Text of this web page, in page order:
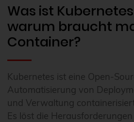
Was ist
warum braucht
Container?
Kubernetes ist eine Open-
Automatisierung von
und Verwaltung
Es löst die